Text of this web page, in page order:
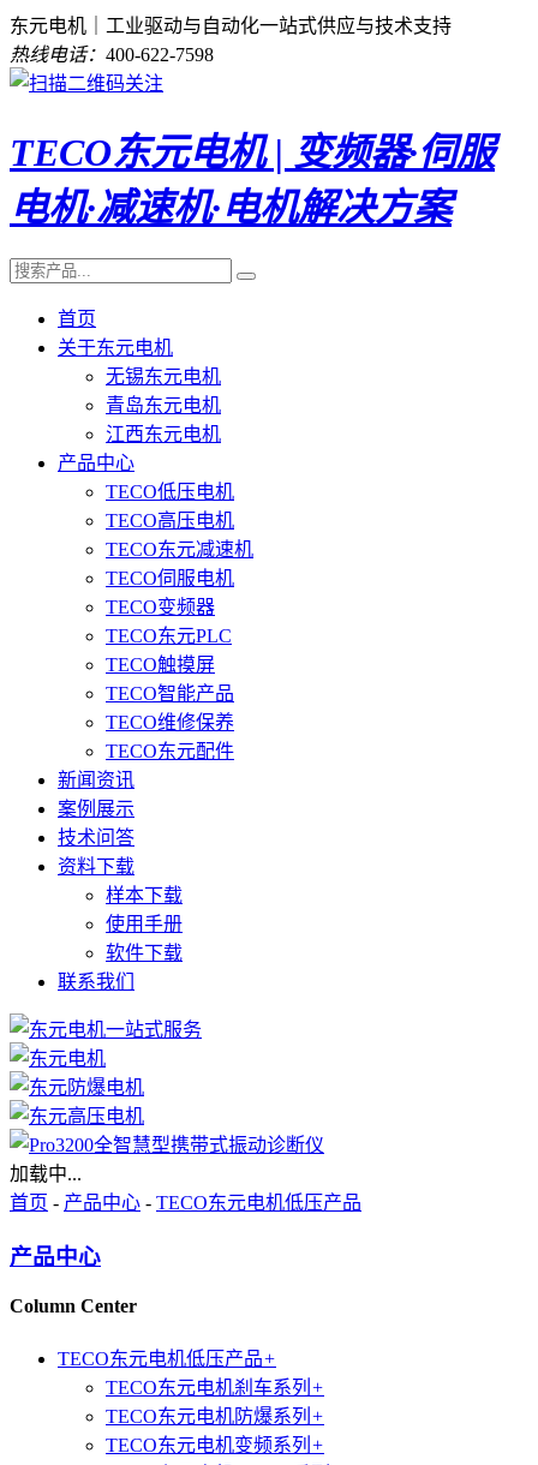
东元电机｜工业驱动与自动化一站式供应与技术支持
热线电话： 400-622-7598
TECO东元电机 | 变频器·伺服
电机·减速机·电机解决方案
首页
关于东元电机
无锡东元电机
青岛东元电机
江西东元电机
产品中心
TECO低压电机
TECO高压电机
TECO东元减速机
TECO伺服电机
TECO变频器
TECO东元PLC
TECO触摸屏
TECO智能产品
TECO维修保养
TECO东元配件
新闻资讯
案例展示
技术问答
资料下载
样本下载
使用手册
软件下载
联系我们
加载中...
首页 - 产品中心 - TECO东元电机低压产品
产品中心
Column Center
TECO东元电机低压产品+
TECO东元电机刹车系列 +
TECO东元电机防爆系列 +
TECO东元电机变频系列 +